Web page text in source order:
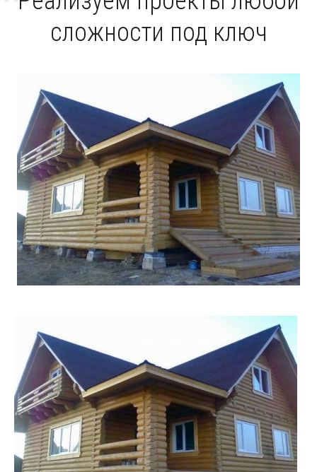
сложности под ключ